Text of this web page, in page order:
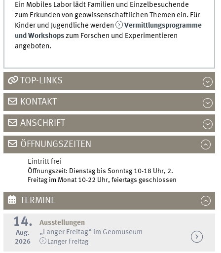
Ein Mobiles Labor lädt Familien und Einzelbesuchende
zum Erkunden von geowissenschaftlichen Themen ein. Für
Kinder und Jugendliche werden
Vermittlungsprogramme
und Workshopszum Forschen und Experimentieren
angeboten.
TOP-LINKS
KONTAKT
ANSCHRIFT
ÖFFNUNGSZEITEN
Eintritt frei
Öffnungszeit: Dienstag bis Sonntag 10-18 Uhr, 2.
Freitag im Monat 10-22 Uhr, feiertags geschlossen
TERMINE
14.
Aug.
2026
Ausstellungen
„Langer Freitag“ im Geomuseum
Langer Freitag